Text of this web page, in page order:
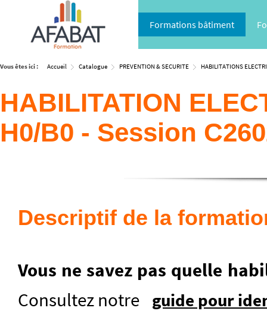
Formations bâtiment
Vous êtes ici : Accueil Catalogue PREVENTION & SECURITE HABILITATIONS
HABILITATION
H0/B0 - Session
Descriptif de la
Vous ne savez pas quelle
Consultez notre guide pour